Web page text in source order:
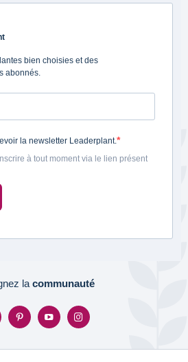
bien choisies et des
abonnés.
la newsletter Leaderplant.
à tout moment via le lien présent
la communauté